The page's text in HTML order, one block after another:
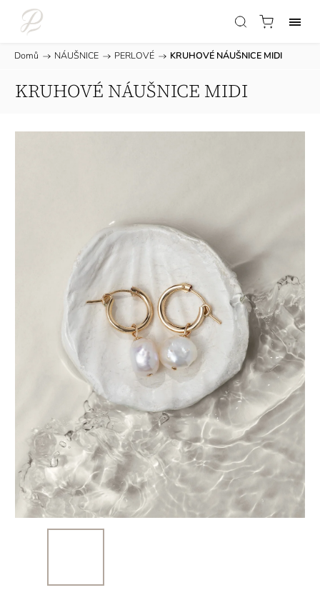
Domů / NÁUŠNICE / PERLOVÉ / KRUHOVÉ NÁUŠNICE MIDI
KRUHOVÉ NÁUŠNICE MIDI